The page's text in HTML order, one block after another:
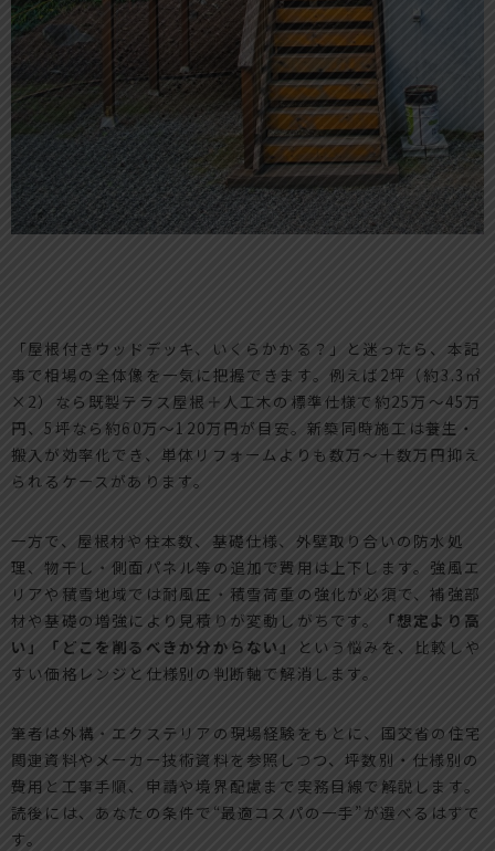
「屋根付きウッドデッキ、いくらかかる？」と迷ったら、本記
事で相場の全体像を一気に把握できます。例えば2坪（約3.3㎡
×2）なら既製テラス屋根＋人工木の標準仕様で約25万～45万
円、5坪なら約60万～120万円が目安。新築同時施工は養生・
搬入が効率化でき、単体リフォームよりも数万～十数万円抑え
られるケースがあります。
一方で、屋根材や柱本数、基礎仕様、外壁取り合いの防水処
理、物干し・側面パネル等の追加で費用は上下します。強風エ
リアや積雪地域では耐風圧・積雪荷重の強化が必須で、補強部
材や基礎の増強により見積りが変動しがちです。
「想定より高
い」「どこを削るべきか分からない」
という悩みを、比較しや
すい価格レンジと仕様別の判断軸で解消します。
筆者は外構・エクステリアの現場経験をもとに、国交省の住宅
関連資料やメーカー技術資料を参照しつつ、坪数別・仕様別の
費用と工事手順、申請や境界配慮まで実務目線で解説します。
読後には、あなたの条件で“最適コスパの一手”が選べるはずで
す。